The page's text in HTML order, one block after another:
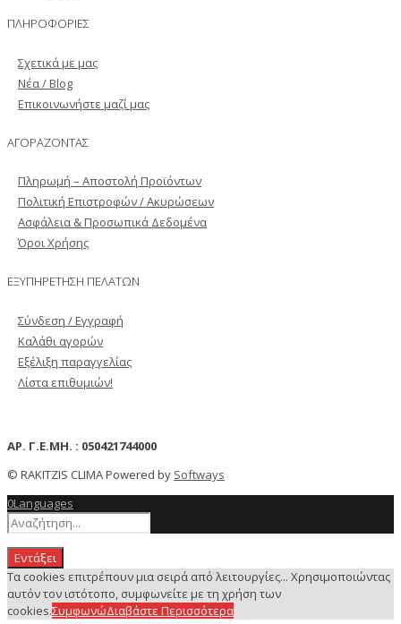
ΠΛΗΡΟΦΟΡΙΕΣ
Σχετικά με μας
Νέα / Blog
Επικοινωνήστε μαζί μας
ΑΓΟΡΑΖΟΝΤΑΣ
Πληρωμή – Αποστολή Προϊόντων
Πολιτική Επιστροφών / Ακυρώσεων
Ασφάλεια & Προσωπικά Δεδομένα
Όροι Χρήσης
ΕΞΥΠΗΡΕΤΗΣΗ ΠΕΛΑΤΩΝ
Σύνδεση / Εγγραφή
Καλάθι αγορών
Εξέλιξη παραγγελίας
Λίστα επιθυμιών!
ΑΡ. Γ.Ε.ΜΗ. : 050421744000
© RAKITZIS CLIMA Powered by Softways
0Languages
Εντάξει
Τα cookies επιτρέπουν μια σειρά από λειτουργίες... Χρησιμοποιώντας
αυτόν τον ιστότοπο, συμφωνείτε με τη χρήση των
cookies.ΣυμφωνώΔιαβάστε Περισσότερα